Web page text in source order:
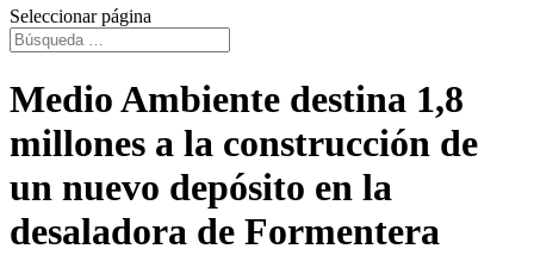
Seleccionar página
Medio Ambiente destina 1,8
millones a la construcción de
un nuevo depósito en la
desaladora de Formentera